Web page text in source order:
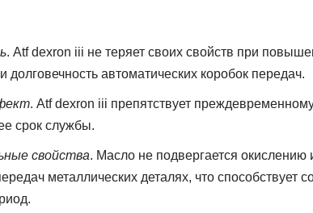
. Atf dexron iii не теряет своих свойств при
долговечность автоматических коробок передач.
. Atf dexron iii препятствует
срок службы.
свойства. Масло не подвергается окислению
металлических деталях, что способствует